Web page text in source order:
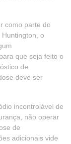
como parte do
o
que seja feito o
de
deve ser
incontrolável de
não operar
de
adicionais vide